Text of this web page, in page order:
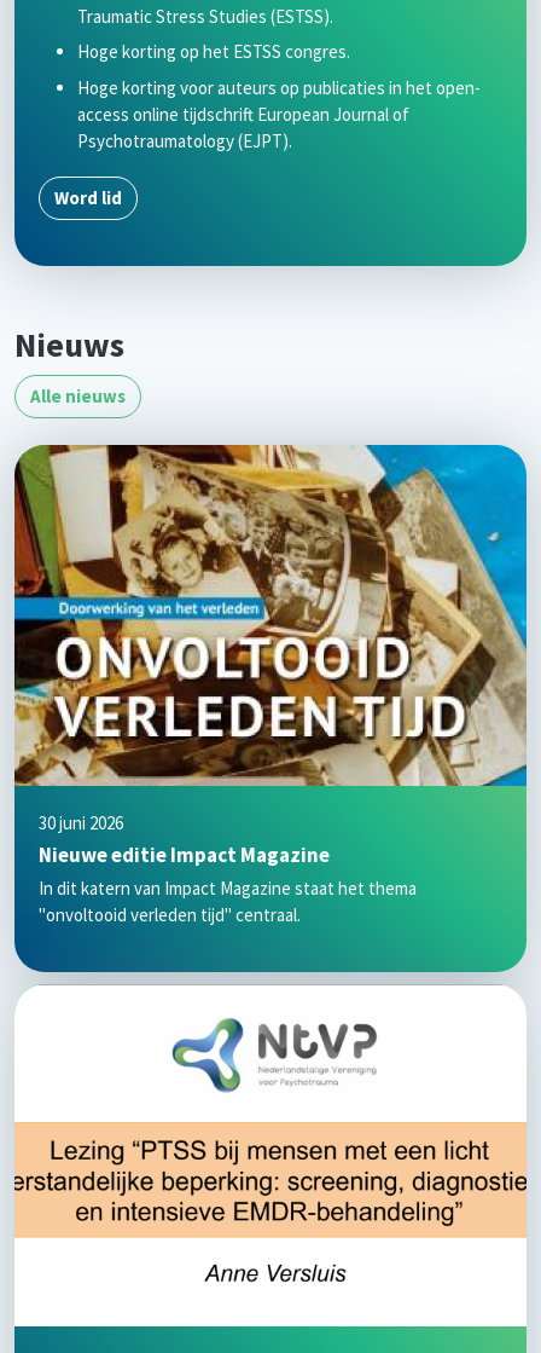
Traumatic Stress Studies (ESTSS).
Hoge korting op het ESTSS congres.
Hoge korting voor auteurs op publicaties in het open-
access online tijdschrift European Journal of
Psychotraumatology (EJPT).
Word lid
Nieuws
Alle nieuws
30 juni 2026
Nieuwe editie Impact Magazine
In dit katern van Impact Magazine staat het thema
"onvoltooid verleden tijd" centraal.